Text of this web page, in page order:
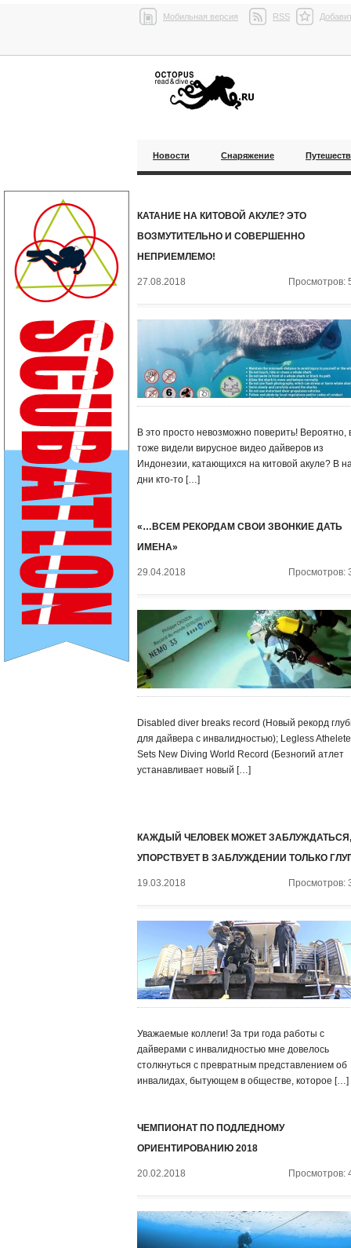
Мобильная версия RSS
Новости Снаряжение
КАТАНИЕ НА КИТОВОЙ АКУЛЕ? ЭТО
ВОЗМУТИТЕЛЬНО И СОВЕРШЕННО
НЕПРИЕМЛЕМО!
27.08.2018 Просмотров:
В это просто невозможно поверить! Вероятно,
тоже видели вирусное видео дайверов из
Индонезии, катающихся на китовой акуле? В
дни кто-то […]
«…ВСЕМ РЕКОРДАМ СВОИ ЗВОНКИЕ ДАТЬ
ИМЕНА»
29.04.2018 Просмотров:
Disabled diver breaks record (Новый рекорд
для дайвера с инвалидностью); Legless Athelete
Sets New Diving World Record (Безногий атлет
устанавливает новый […]
КАЖДЫЙ ЧЕЛОВЕК МОЖЕТ
УПОРСТВУЕТ В ЗАБЛУЖДЕНИИ ТОЛЬКО
19.03.2018 Просмотров:
Уважаемые коллеги! За три года работы с
дайверами с инвалидностью мне довелось
столкнуться с превратным представлением об
инвалидах, бытующем в обществе, которое […]
ЧЕМПИОНАТ ПО ПОДЛЕДНОМУ
ОРИЕНТИРОВАНИЮ 2018
20.02.2018 Просмотров: